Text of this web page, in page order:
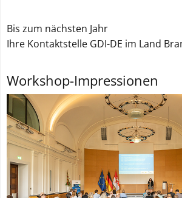
Bis zum nächsten Jahr
Ihre Kontaktstelle GDI-DE im Land
Workshop-Impressionen